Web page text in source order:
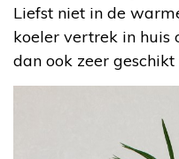
Liefst niet in de
koeler vertrek in huis
dan ook zeer